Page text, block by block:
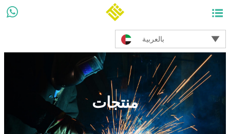
 
بالعربية 
منتجات